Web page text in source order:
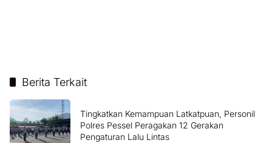
Berita Terkait
Tingkatkan Kemampuan Latkatpuan, Personil
Polres Pessel Peragakan 12 Gerakan
Pengaturan Lalu Lintas